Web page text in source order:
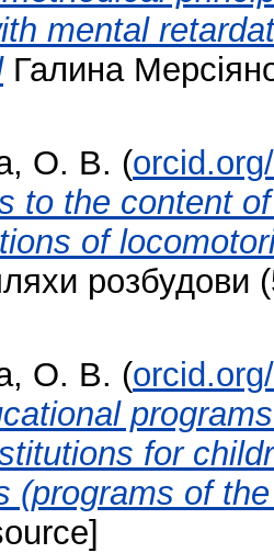
mental
Галина
О. В. (
to the content
of
розбудови
О. В. (
for
(programs of